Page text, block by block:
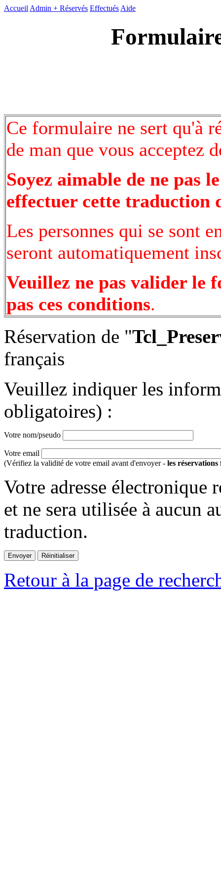
Accueil Admin + Réservés Effectués Aide
Ce formulaire ne sert qu'à
de man que vous acceptez
Soyez aimable de ne pas
effectuer cette traduction
Les personnes qui se sont
seront automatiquement
Veuillez ne pas valider le
pas ces conditions.
Réservation de "
français
Veuillez indiquer les
obligatoires) :
Votre nom/pseudo
Votre email
(Vérifiez la validité de votre email avant d'envoyer - les réservations
Votre adresse électronique
et ne sera utilisée à aucun
traduction.
Retour à la page de